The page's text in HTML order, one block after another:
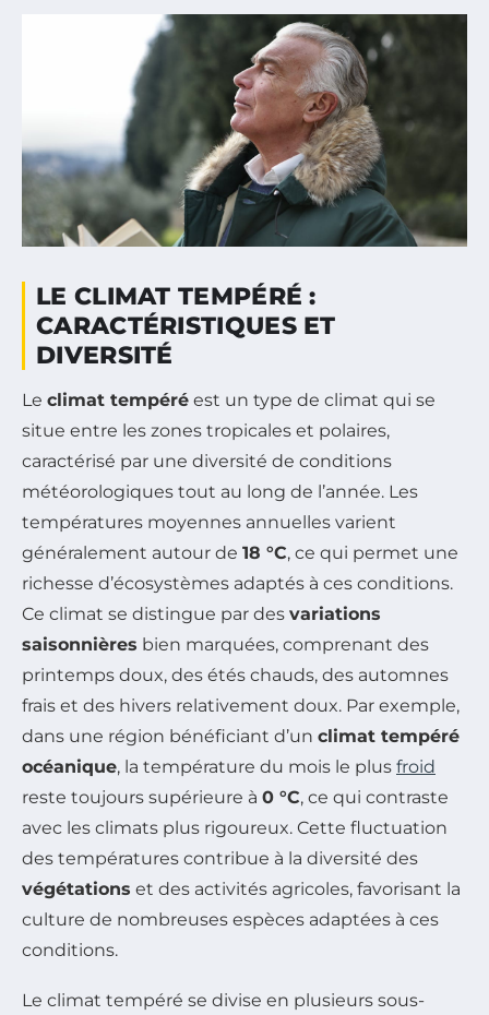
LE CLIMAT TEMPÉRÉ :
CARACTÉRISTIQUES ET
DIVERSITÉ
Le climat tempéré est un type de climat qui se
situe entre les zones tropicales et polaires,
caractérisé par une diversité de conditions
météorologiques tout au long de l’année. Les
températures moyennes annuelles varient
généralement autour de 18 °C, ce qui permet une
richesse d’écosystèmes adaptés à ces conditions.
Ce climat se distingue par des variations
saisonnières bien marquées, comprenant des
printemps doux, des étés chauds, des automnes
frais et des hivers relativement doux. Par exemple,
dans une région bénéficiant d’un climat tempéré
océanique, la température du mois le plus froid
reste toujours supérieure à 0 °C, ce qui contraste
avec les climats plus rigoureux. Cette fluctuation
des températures contribue à la diversité des
végétations et des activités agricoles, favorisant la
culture de nombreuses espèces adaptées à ces
conditions.
Le climat tempéré se divise en plusieurs sous-